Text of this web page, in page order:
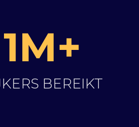
1M+
BEREIKT